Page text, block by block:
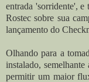
entrada 'sorridente', e
Rostec sobre sua
lançamento do
Olhando para a
instalado,
permitir um maior